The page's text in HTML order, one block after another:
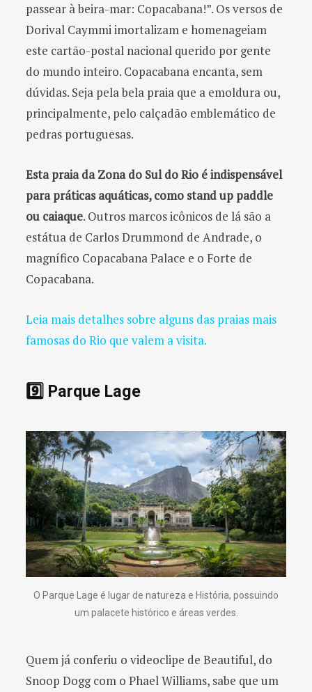
passear à beira-mar: Copacabana!”. Os versos de
Dorival Caymmi imortalizam e homenageiam
este cartão-postal nacional querido por gente
do mundo inteiro. Copacabana encanta, sem
dúvidas. Seja pela bela praia que a emoldura ou,
principalmente, pelo calçadão emblemático de
pedras portuguesas.
Esta praia da Zona do Sul do Rio é indispensável
para práticas aquáticas, como stand up paddle
ou caiaque. Outros marcos icônicos de lá são a
estátua de Carlos Drummond de Andrade, o
magnífico Copacabana Palace e o Forte de
Copacabana.
Leia mais detalhes sobre alguns das praias mais
famosas do Rio que valem a visita.
9️⃣ Parque Lage
O Parque Lage é lugar de natureza e História, possuindo
um palacete histórico e áreas verdes.
Quem já conferiu o videoclipe de Beautiful, do
Snoop Dogg com o Phael Williams, sabe que um